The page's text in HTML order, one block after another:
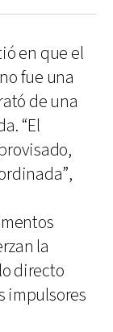
en que el
fue una
de una
“El
la
directo
impulsores